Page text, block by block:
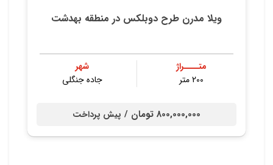
ویلا مدرن طرح دوبلکس در منطقه بهدشت
متــــراژ
200 متر
شهر
جاده جنگلی
800,000,000 تومان / پیش پرداخت